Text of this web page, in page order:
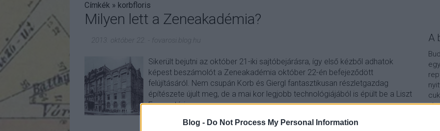
Blog - Do Not Process My Personal Information
Címkék » korbfloris
Milyen lett a Zeneakadémia?
2013. október 22. fovarosi.blog.hu
Sikerült bejutni az október 21-iki sajtóbejárásra, így első kézből adhatok
képest beszámolót a Zeneakadémia október 22-én befejeződött
felújításáról. Nem csupán Korb és Giergl fantasztikusan részletgazdag
építészete újult meg, de a mai kor legjobb technológiájából is épült be a Liszt
Ferenc téri…
A